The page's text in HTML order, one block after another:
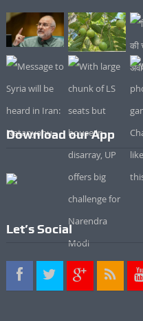
Download our App
Let’s Social